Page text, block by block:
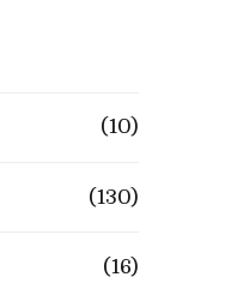
(10)
(130)
(16)